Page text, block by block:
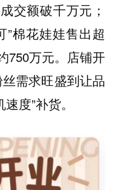
交额破千万元；
”棉花娃娃售出超
750万元。店铺开
需求旺盛到让品
度”补货。